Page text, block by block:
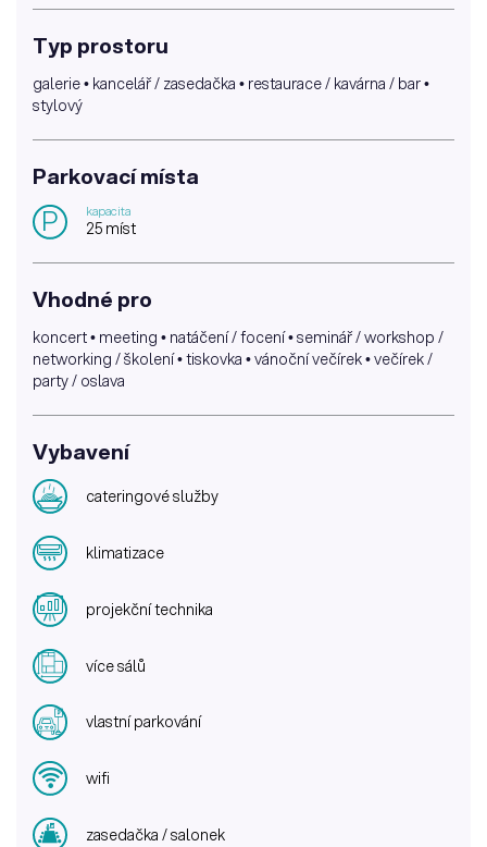
Typ prostoru
galerie • kancelář / zasedačka • restaurace / kavárna / bar •
stylový
Parkovací místa
P kapacita
25 míst
Vhodné pro
koncert • meeting • natáčení / focení • seminář / workshop /
networking / školení • tiskovka • vánoční večírek • večírek /
party / oslava
Vybavení
cateringové služby
klimatizace
projekční technika
více sálů
vlastní parkování
wifi
zasedačka / salonek